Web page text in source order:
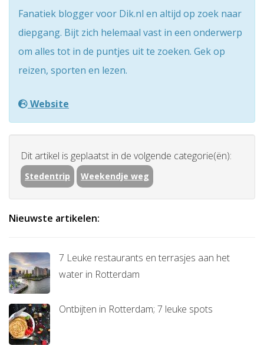
Fanatiek blogger voor Dik.nl en altijd op zoek naar
diepgang. Bijt zich helemaal vast in een onderwerp
om alles tot in de puntjes uit te zoeken. Gek op
reizen, sporten en lezen.
Website
Dit artikel is geplaatst in de volgende categorie(ën):
Stedentrip Weekendje weg
Nieuwste artikelen:
7 Leuke restaurants en terrasjes aan het
water in Rotterdam
Ontbijten in Rotterdam; 7 leuke spots